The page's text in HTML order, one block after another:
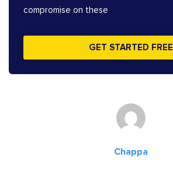
compromise on these
GET STARTED FREE
Chappa